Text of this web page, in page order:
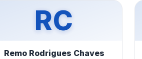
RC
Remo Rodrigues Chaves